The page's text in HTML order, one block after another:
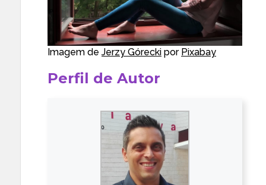
Imagem de Jerzy Górecki por Pixabay
Perfil de Autor